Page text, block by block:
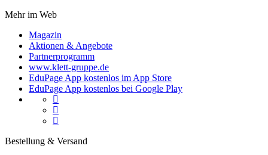
Mehr im Web
Magazin
Aktionen & Angebote
Partnerprogramm
www.klett-gruppe.de
EduPage App kostenlos im App Store
EduPage App kostenlos bei Google Play



Bestellung & Versand